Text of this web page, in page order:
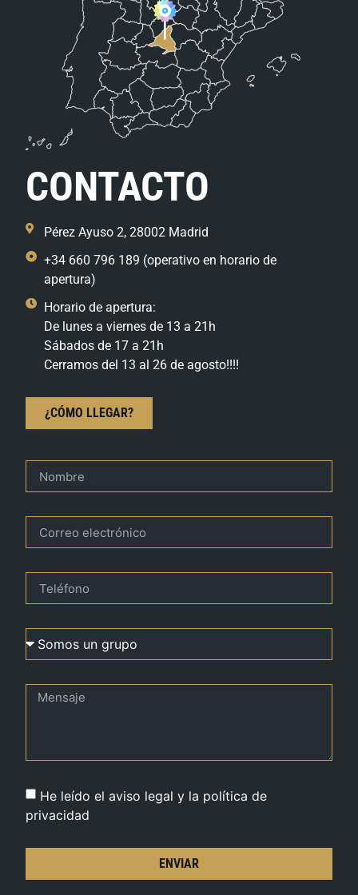
CONTACTO
Pérez Ayuso 2, 28002 Madrid
+34 660 796 189 (operativo en horario de
apertura)
Horario de apertura:
De lunes a viernes de 13 a 21h
Sábados de 17 a 21h
Cerramos del 13 al 26 de agosto!!!!
¿CÓMO LLEGAR?
He leído el aviso legal y la política de
privacidad
ENVIAR